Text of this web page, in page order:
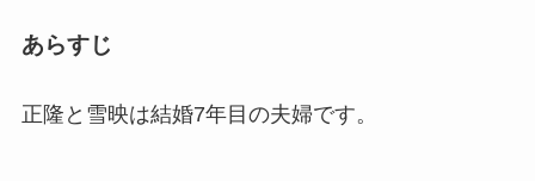
あらすじ
正隆と雪映は結婚7年目の夫婦です。